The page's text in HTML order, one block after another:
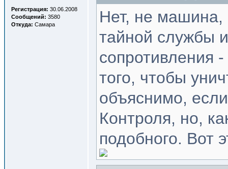
Регистрация: 30.06.2008
Сообщений: 3580
Откуда: Самара
Нет, не машина,
тайной службы
сопротивления
того, чтобы
объяснимо,
Контроля, но,
подобного. Вот